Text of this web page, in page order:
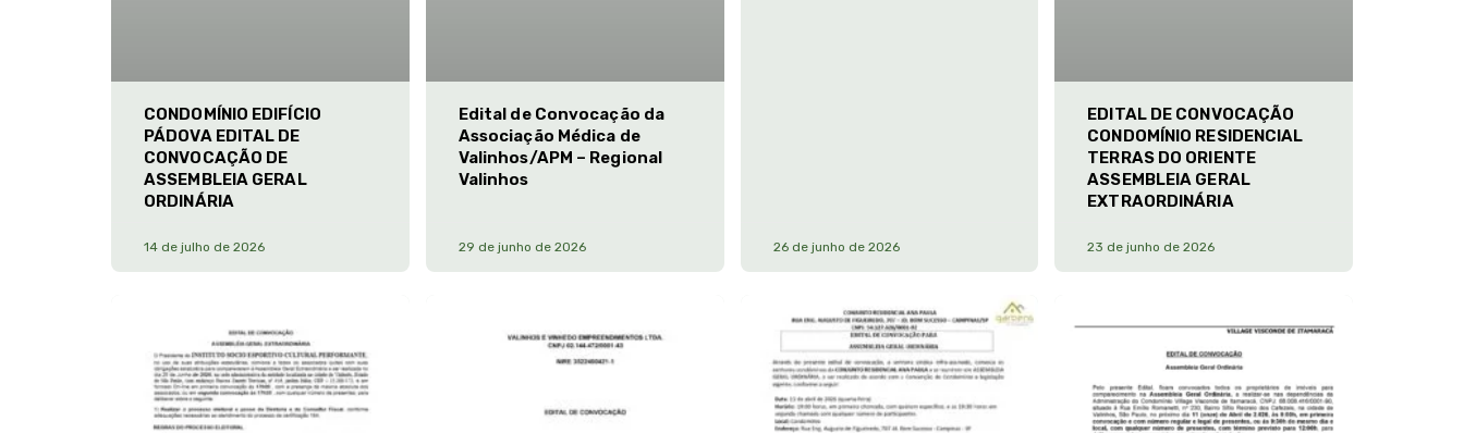
CONDOMÍNIO EDIFÍCIO
PÁDOVA EDITAL DE
CONVOCAÇÃO DE
ASSEMBLEIA GERAL
ORDINÁRIA
14 de julho de 2026
Edital de Convocação da
Associação Médica de
Valinhos/APM – Regional
Valinhos
29 de junho de 2026 26 de junho de 2026
EDITAL DE CONVOCAÇÃO
CONDOMÍNIO RESIDENCIAL
TERRAS DO ORIENTE
ASSEMBLEIA GERAL
EXTRAORDINÁRIA
23 de junho de 2026